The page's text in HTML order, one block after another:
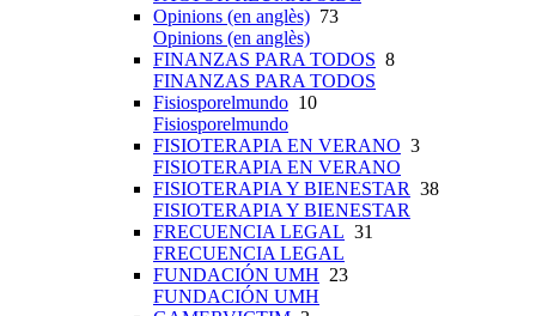
Opinions (en anglès) 73
Opinions (en anglès)
FINANZAS PARA TODOS 8
FINANZAS PARA TODOS
Fisiosporelmundo 10
Fisiosporelmundo
FISIOTERAPIA EN VERANO 3
FISIOTERAPIA EN VERANO
FISIOTERAPIA Y BIENESTAR 38
FISIOTERAPIA Y BIENESTAR
FRECUENCIA LEGAL 31
FRECUENCIA LEGAL
FUNDACIÓN UMH 23
FUNDACIÓN UMH